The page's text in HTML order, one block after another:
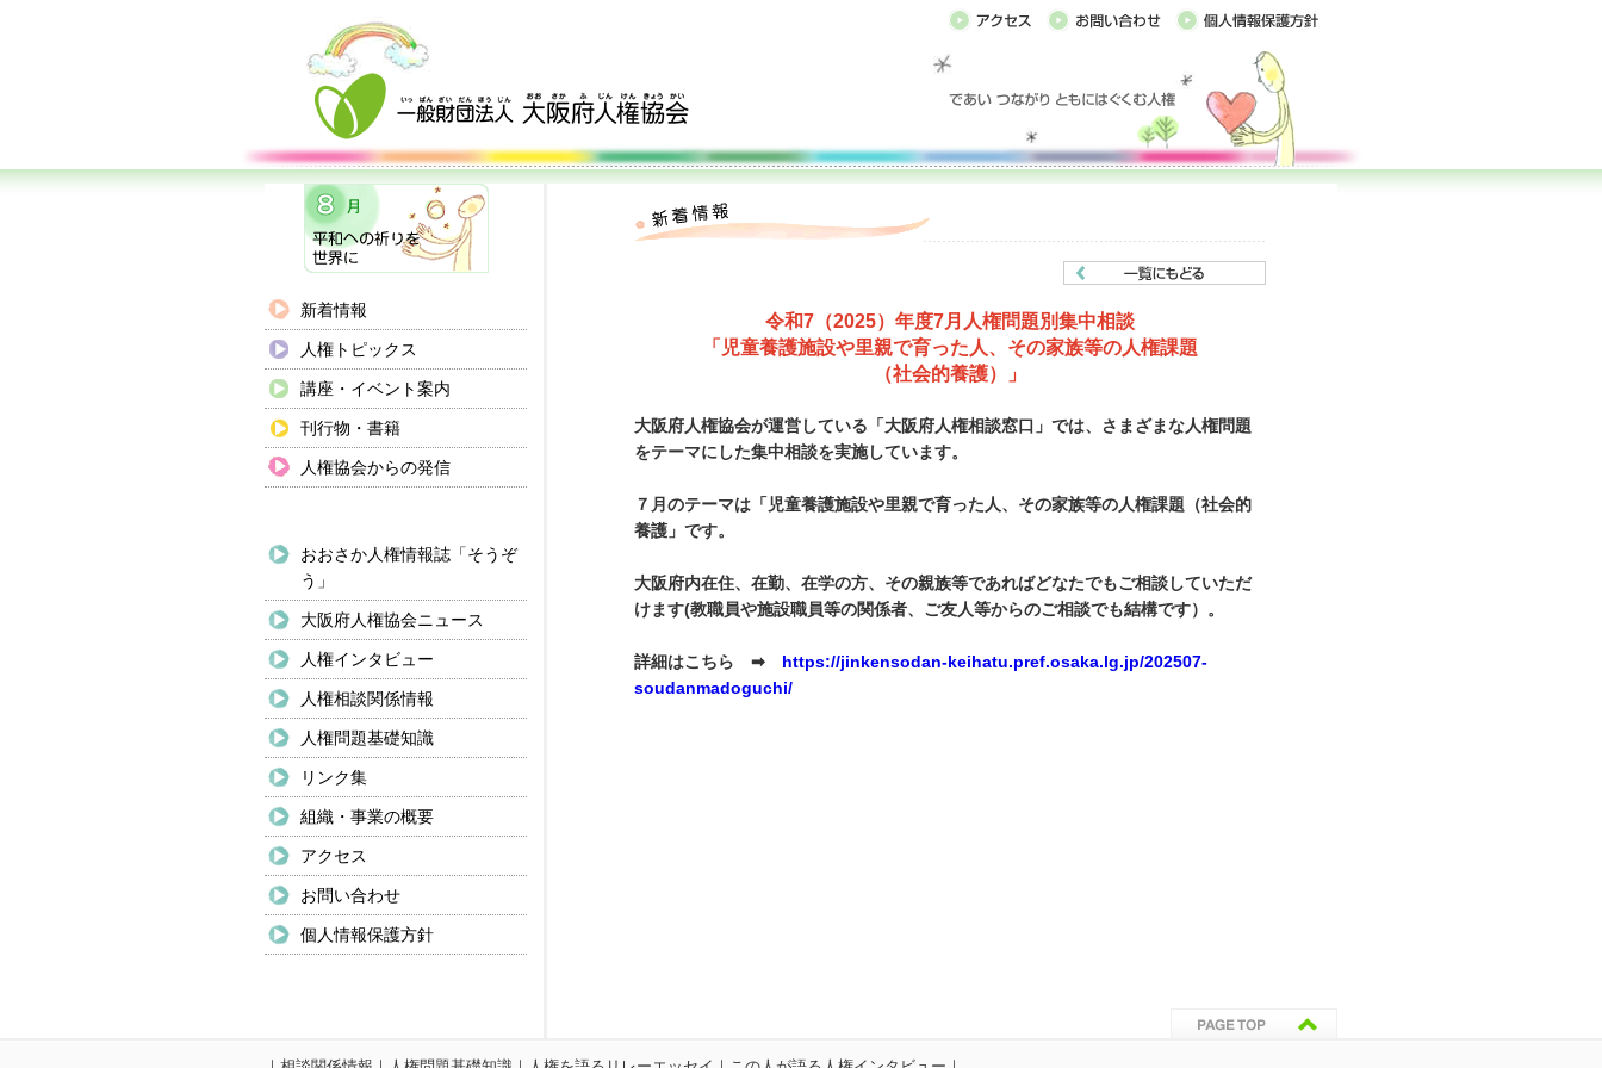
新着情報
人権トピックス
講座・イベント案内
刊行物・書籍
人権協会からの発信
おおさか人権情報誌「そうぞ
う」
大阪府人権協会ニュース
人権インタビュー
人権相談関係情報
人権問題基礎知識
リンク集
組織・事業の概要
アクセス
お問い合わせ
個人情報保護方針
令和7（2025）年度7月人権問題別集中相談
「児童養護施設や里親で育った人、その家族等の人権課題
（社会的養護）」
大阪府人権協会が運営している「大阪府人権相談窓口」では、さまざまな人権問題
をテーマにした集中相談を実施しています。
７月のテーマは「児童養護施設や里親で育った人、その家族等の人権課題（社会的
養護」です。
大阪府内在住、在勤、在学の方、その親族等であればどなたでもご相談していただ
けます(教職員や施設職員等の関係者、ご友人等からのご相談でも結構です）。
詳細はこちら ➡
https://jinkensodan-keihatu.pref.osaka.lg.jp/202507-
soudanmadoguchi/